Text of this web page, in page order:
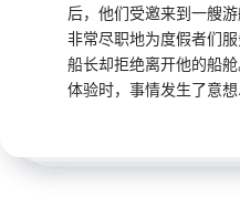
后，他们受邀来到一艘
非常尽职地为度假者们
船长却拒绝离开他的船
体验时，事情发生了意